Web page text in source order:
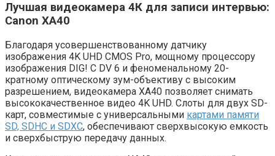
Лучшая видеокамера 4К для записи интервью:
Canon XA40
Благодаря усовершенствованному датчику
изображения 4K UHD CMOS Pro, мощному процессору
изображения DIG! C DV 6 и феноменальному 20-
кратному оптическому зум-объективу с высоким
разрешением, видеокамера XA40 позволяет снимать
высококачественное видео 4K UHD. Слоты для двух SD-
карт, совместимые с универсальными картами памяти
SD, SDHC и SDXC, обеспечивают сверхвысокую емкость
и сверхбыструю передачу данных.